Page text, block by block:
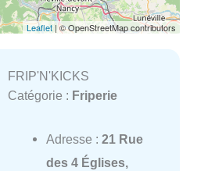
Leaflet | © OpenStreetMap contributors
FRIP'N'KICKS
Catégorie : Friperie
Adresse : 21 Rue
des 4 Églises,